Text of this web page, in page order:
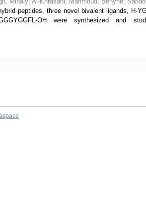
peptides, three novel bivalent ligands, H-
OH were synthesized and